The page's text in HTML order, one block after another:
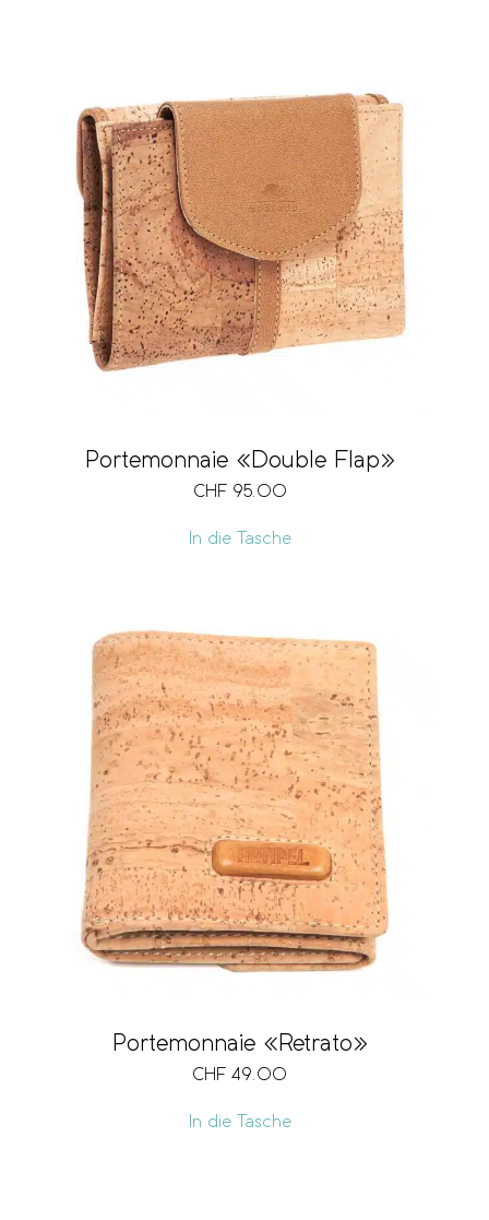
Portemonnaie «Double Flap»
CHF 95.00
In die Tasche
Portemonnaie «Retrato»
CHF 49.00
In die Tasche